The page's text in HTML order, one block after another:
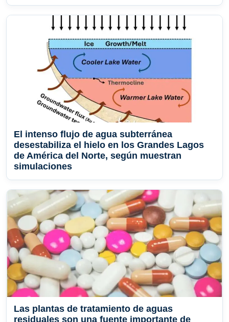
El intenso flujo de agua subterránea
desestabiliza el hielo en los Grandes Lagos
de América del Norte, según muestran
simulaciones
Las plantas de tratamiento de aguas
residuales son una fuente importante de